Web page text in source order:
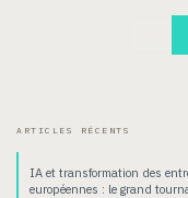
ARTICLES RÉCENTS
IA et transformation des
européennes : le grand